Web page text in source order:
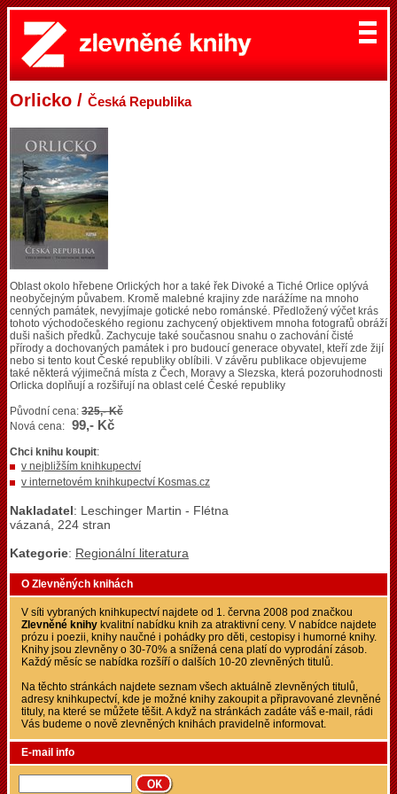
Orlicko / Česká Republika
Oblast okolo hřebene Orlických hor a také řek Divoké a Tiché Orlice oplývá
neobyčejným půvabem. Kromě malebné krajiny zde narážíme na mnoho
cenných památek, nevyjímaje gotické nebo románské. Předložený výčet krás
tohoto východočeského regionu zachycený objektivem mnoha fotografů obráží
duši našich předků. Zachycuje také současnou snahu o zachování čisté
přírody a dochovaných památek i pro budoucí generace obyvatel, kteří zde žijí
nebo si tento kout České republiky oblíbili. V závěru publikace objevujeme
také některá výjimečná místa z Čech, Moravy a Slezska, která pozoruhodnosti
Orlicka doplňují a rozšiřují na oblast celé České republiky
Původní cena: 325,- Kč
Nová cena: 99,- Kč
Chci knihu koupit:
v nejbližším knihkupectví
v internetovém knihkupectví Kosmas.cz
Nakladatel: Leschinger Martin - Flétna
vázaná, 224 stran
Kategorie: Regionální literatura
O Zlevněných knihách
V síti vybraných knihkupectví najdete od 1. června 2008 pod značkou
Zlevněné knihy kvalitní nabídku knih za atraktivní ceny. V nabídce najdete
prózu i poezii, knihy naučné i pohádky pro děti, cestopisy i humorné knihy.
Knihy jsou zlevněny o 30-70% a snížená cena platí do vyprodání zásob.
Každý měsíc se nabídka rozšíří o dalších 10-20 zlevněných titulů.
Na těchto stránkách najdete seznam všech aktuálně zlevněných titulů,
adresy knihkupectví, kde je možné knihy zakoupit a připravované zlevněné
tituly, na které se můžete těšit. A když na stránkách zadáte váš e-mail, rádi
Vás budeme o nově zlevněných knihách pravidelně informovat.
E-mail info